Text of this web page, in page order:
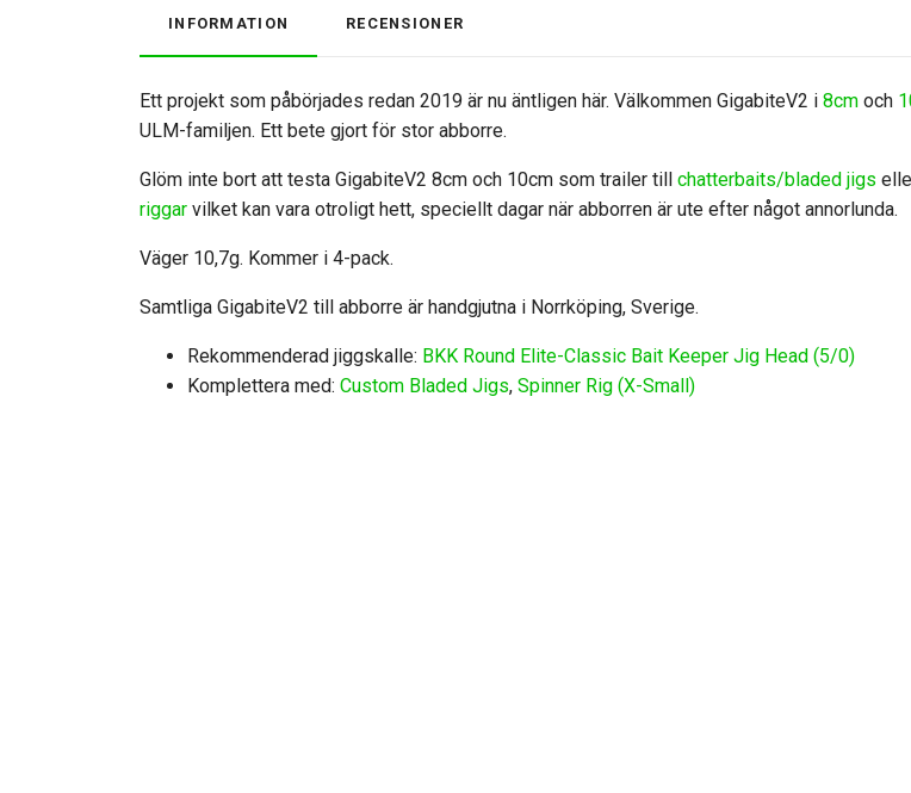
INFORMATION RECENSIONER
Ett projekt som påbörjades redan 2019 är nu äntligen här. Välkommen GigabiteV2 i 8cm och
ULM-familjen. Ett bete gjort för stor abborre.
Glöm inte bort att testa GigabiteV2 8cm och 10cm som trailer till chatterbaits/bladed jigs
riggar vilket kan vara otroligt hett, speciellt dagar när abborren är ute efter något annorlunda.
Väger 10,7g. Kommer i 4-pack.
Samtliga GigabiteV2 till abborre är handgjutna i Norrköping, Sverige.
Rekommenderad jiggskalle: BKK Round Elite-Classic Bait Keeper Jig Head (5/0)
Komplettera med: Custom Bladed Jigs, Spinner Rig (X-Small)